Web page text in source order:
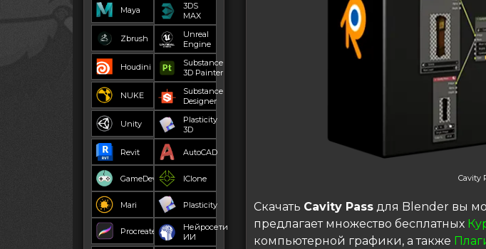
Maya
3DS
MAX
Zbrush
Unreal
Engine
Houdini
Substance
3D Painter
NUKE
Substance
Designer
Unity
Plasticity
3D
Revit AutoCAD
GameDev IClone
Mari Plasticity
Procreate
Нейросети
ИИ
Cavity
Скачать Cavity Pass для Blender вы
предлагает множество бесплатных
компьютерной графики, а также